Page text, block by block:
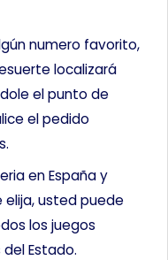
numero favorito,
localizará
el punto de
el pedido
en España y
elija, usted puede
los juegos
Estado.